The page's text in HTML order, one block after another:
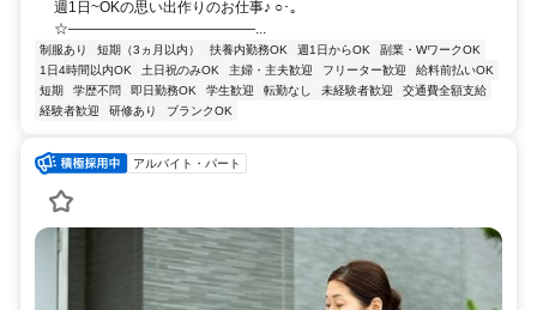
週1日~OKの思い出作りのお仕事♪ ○･｡
☆―――――――――――――...
制服あり 短期（3ヵ月以内） 扶養内勤務OK 週1日からOK
副業・WワークOK
1日4時間以内OK
土日祝のみOK 主婦・主夫歓迎 フリーター歓迎
給料前払いOK
短期
学歴不問 即日勤務OK 学生歓迎 転勤なし 未経験者歓迎
交通費全額支給
経験者歓迎
研修あり ブランクOK
アルバイト・パート